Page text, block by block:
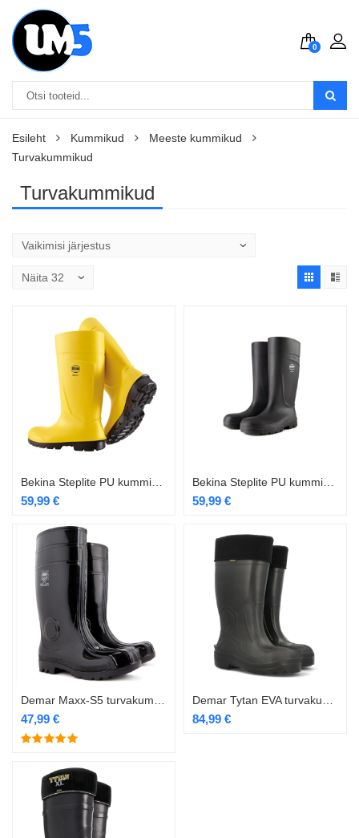
0
Esileht Kummikud
Meeste kummikud
Turvakummikud
Turvakummikud
59,99 € 59,99 €
47,99 € 84,99 €